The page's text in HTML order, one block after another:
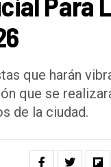
que harán
que se
de la ciudad.